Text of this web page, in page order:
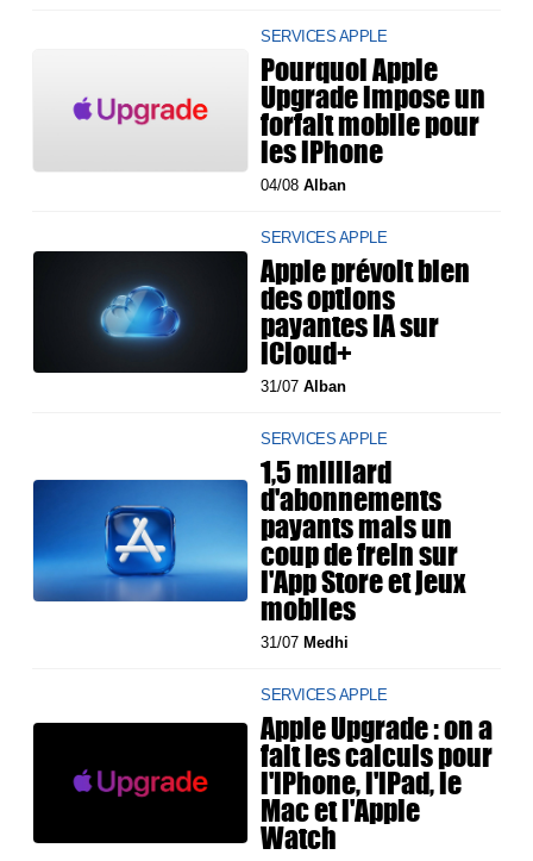
SERVICES APPLE
Pourquoi Apple
Upgrade impose un
forfait mobile pour
les iPhone
04/08Alban
SERVICES APPLE
Apple prévoit bien
des options
payantes IA sur
iCloud+
31/07Alban
SERVICES APPLE
1,5 milliard
d'abonnements
payants mais un
coup de frein sur
l'App Store et jeux
mobiles
31/07 Medhi
SERVICES APPLE
Apple Upgrade : on a
fait les calculs pour
l'iPhone, l'iPad, le
Mac et l'Apple
Watch